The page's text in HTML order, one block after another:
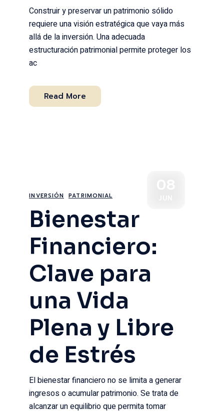
Construir y preservar un patrimonio sólido
requiere una visión estratégica que vaya más
allá de la inversión. Una adecuada
estructuración patrimonial permite proteger los
ac
Read More
INVERSIÓN PATRIMONIAL
Bienestar
Financiero:
Clave para
una Vida
Plena y Libre
de Estrés
El bienestar financiero no se limita a generar
ingresos o acumular patrimonio. Se trata de
alcanzar un equilibrio que permita tomar